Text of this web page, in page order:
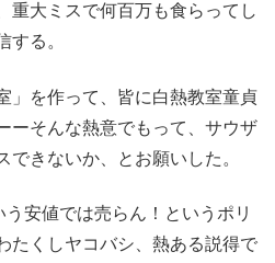
重大ミスで何百万も食らってし
する。
」を作って、皆に白熱教室童貞
ーそんな熱意でもって、サウザ
できないか、とお願いした。
安値では売らん！というポリ
たくしヤコバシ、熱ある説得で